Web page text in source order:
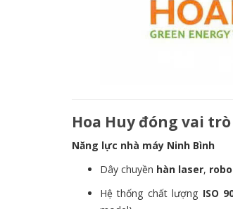
Hoa Huy đóng vai
Năng lực nhà máy Ninh Bình
Dây chuyền hàn laser,
Hệ thống chất lượng ISO